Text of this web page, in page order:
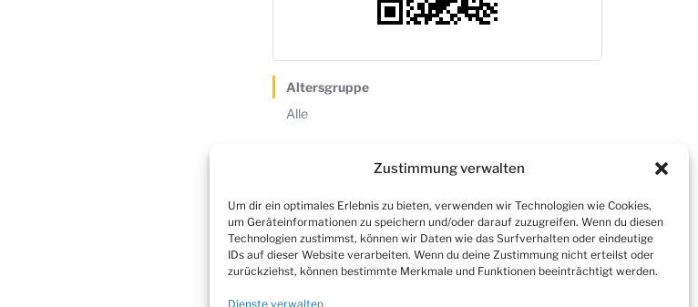
Zustimmung verwalten
Um dir ein optimales Erlebnis zu bieten, verwenden wir Technologien wie Cookies,
um Geräteinformationen zu speichern und/oder darauf zuzugreifen. Wenn du diesen
Technologien zustimmst, können wir Daten wie das Surfverhalten oder eindeutige
IDs auf dieser Website verarbeiten. Wenn du deine Zustimmung nicht erteilst oder
zurückziehst, können bestimmte Merkmale und Funktionen beeinträchtigt werden.
Dienste verwalten
Altersgruppe
Alle